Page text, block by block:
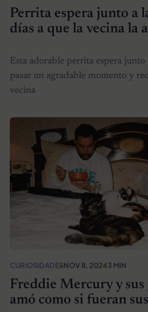
Perrita espera junto a
días a que la vecina la
Esta adorable perrita espera junto
pasar un agradable momento y
vecina
CURIOSIDADESNOV 8, 20243 MIN
Freddie Mercury y sus
amó como si fueran